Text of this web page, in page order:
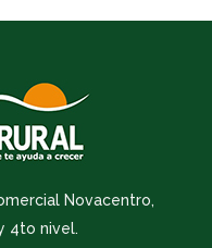
Novacentro,
4to nivel.